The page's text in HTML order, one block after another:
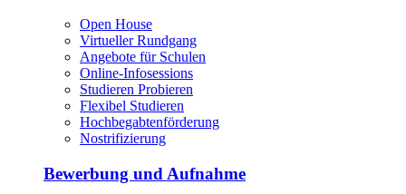
Open House
Virtueller Rundgang
Angebote für Schulen
Online-Infosessions
Studieren Probieren
Flexibel Studieren
Hochbegabtenförderung
Nostrifizierung
Bewerbung und Aufnahme